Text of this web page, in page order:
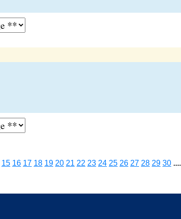
15 16 17 18 19 20 21 22 23 24 25 26 27 28 29 30